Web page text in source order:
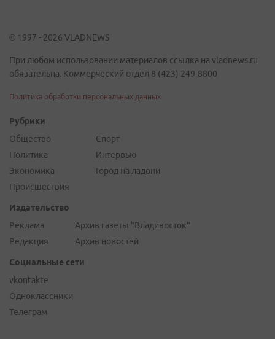
© 1997 - 2026 VLADNEWS
При любом использовании материалов ссылка на vladnews.ru
обязательна. Коммерческий отдел 8 (423) 249-8800
Политика обработки персональных данных
Рубрики
Общество
Политика
Экономика
Происшествия
Спорт
Интервью
Город на ладони
Издательство
Реклама
Редакция
Архив газеты "Владивосток"
Архив новостей
Социальные сети
vkontakte
Одноклассники
Телеграм